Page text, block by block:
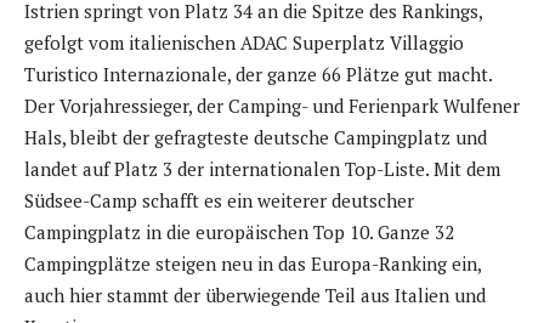
Istrien springt von Platz 34 an die Spitze des Rankings,
gefolgt vom italienischen ADAC Superplatz Villaggio
Turistico Internazionale, der ganze 66 Plätze gut macht.
Der Vorjahressieger, der Camping- und Ferienpark Wulfener
Hals, bleibt der gefragteste deutsche Campingplatz und
landet auf Platz 3 der internationalen Top-Liste. Mit dem
Südsee-Camp schafft es ein weiterer deutscher
Campingplatz in die europäischen Top 10. Ganze 32
Campingplätze steigen neu in das Europa-Ranking ein,
auch hier stammt der überwiegende Teil aus Italien und